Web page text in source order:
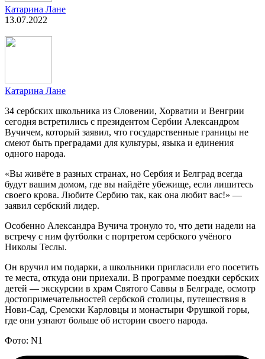
Катарина Лане
13.07.2022
Катарина Лане
34 сербских школьника из Словении, Хорватии и Венгрии
сегодня встретились с президентом Сербии Александром
Вучичем, который заявил, что государственные границы не
смеют быть преградами для культуры, языка и единения
одного народа.
«Вы живёте в разных странах, но Сербия и Белград всегда
будут вашим домом, где вы найдёте убежище, если лишитесь
своего крова. Любите Сербию так, как она любит вас!» —
заявил сербский лидер.
Особенно Александра Вучича тронуло то, что дети надели на
встречу с ним футболки с портретом сербского учёного
Николы Теслы.
Он вручил им подарки, а школьники пригласили его посетить
те места, откуда они приехали. В программе поездки сербских
детей — экскурсии в храм Святого Саввы в Белграде, осмотр
достопримечательностей сербской столицы, путешествия в
Нови-Сад, Сремски Карловцы и монастыри Фрушкой горы,
где они узнают больше об истории своего народа.
Фото: N1